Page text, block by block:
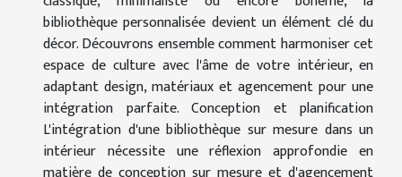
bibliothèque personnalisée devient un élément clé du
décor. Découvrons ensemble comment harmoniser cet
espace de culture avec l'âme de votre intérieur, en
adaptant design, matériaux et agencement pour une
intégration parfaite. Conception et planification
L'intégration d'une bibliothèque sur mesure dans un
intérieur nécessite une réflexion approfondie en